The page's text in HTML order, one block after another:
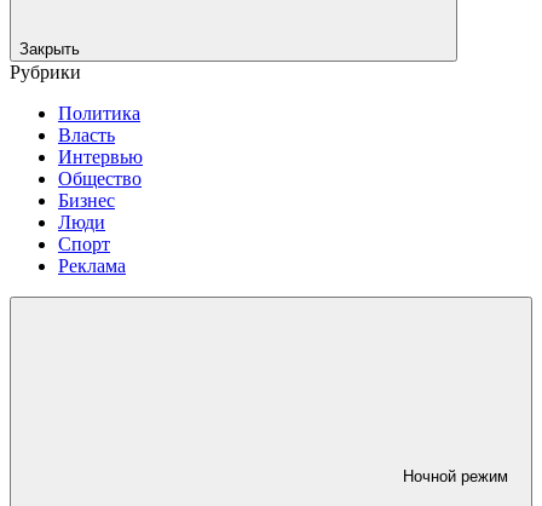
Закрыть
Рубрики
Политика
Власть
Интервью
Общество
Бизнес
Люди
Спорт
Реклама
Ночной режим